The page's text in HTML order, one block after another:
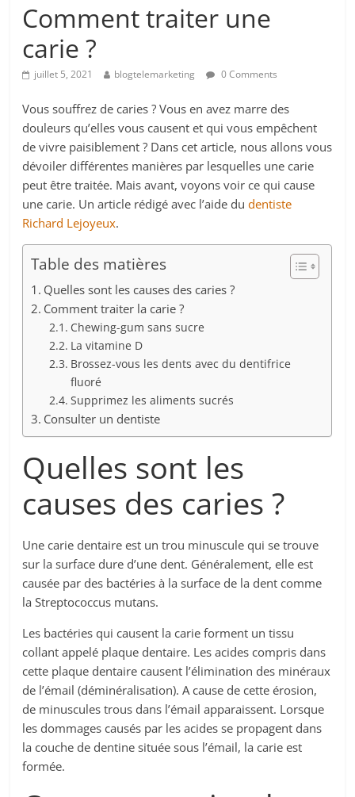
Comment traiter une
carie ?
juillet 5, 2021 blogtelemarketing 0 Comments
Vous souffrez de caries ? Vous en avez marre des
douleurs qu’elles vous causent et qui vous empêchent
de vivre paisiblement ? Dans cet article, nous allons vous
dévoiler différentes manières par lesquelles une carie
peut être traitée. Mais avant, voyons voir ce qui cause
une carie. Un article rédigé avec l’aide dudentiste
Richard Lejoyeux.
Table des matières
Quelles sont les causes des caries ?
Comment traiter la carie ?
Chewing-gum sans sucre
La vitamine D
Brossez-vous les dents avec du dentifrice
fluoré
Supprimez les aliments sucrés
Consulter un dentiste
Quelles sont les
causes des caries ?
Une carie dentaire est un trou minuscule qui se trouve
sur la surface dure d’une dent. Généralement, elle est
causée par des bactéries à la surface de la dent comme
la Streptococcus mutans.
Les bactéries qui causent la carie forment un tissu
collant appelé plaque dentaire. Les acides compris dans
cette plaque dentaire causent l’élimination des minéraux
de l’émail (déminéralisation). A cause de cette érosion,
de minuscules trous dans l’émail apparaissent. Lorsque
les dommages causés par les acides se propagent dans
la couche de dentine située sous l’émail, la carie est
formée.